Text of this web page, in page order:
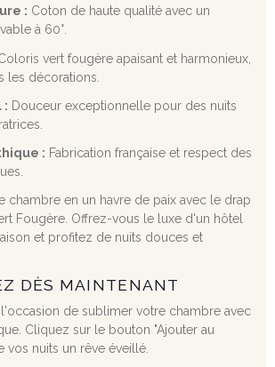
: Coton de haute qualité avec un
à 60°.
vert fougère apaisant et harmonieux,
les décorations.
: Douceur exceptionnelle pour des nuits
: Fabrication française et respect des
chambre en un havre de paix avec le drap
Fougère. Offrez-vous le luxe d'un hôtel
et profitez de nuits douces et
DÈS MAINTENANT
de sublimer votre chambre avec
Cliquez sur le bouton "Ajouter au
vos nuits un rêve éveillé.